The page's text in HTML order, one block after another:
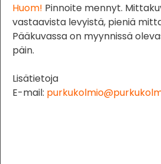
Huom! Pinnoite mennyt.
vastaavista levyistä, pieniä
Pääkuvassa on myynnissä
päin.
Lisätietoja
E-mail: